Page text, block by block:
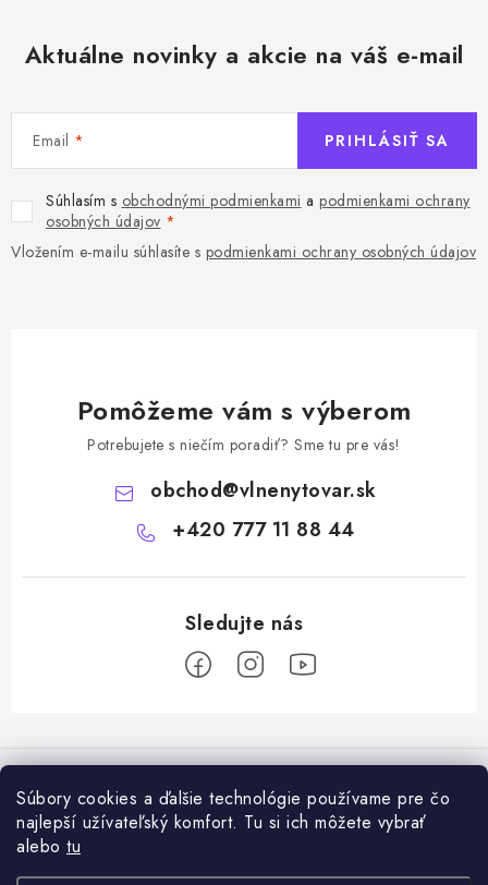
Súbory cookies a ďalšie technológie používame pre čo
najlepší užívateľský komfort. Tu si ich môžete vybrať
alebo tu
Aktuálne novinky a akcie na váš e-mail
Email
Súhlasím s obchodnými podmienkami a podmienkami ochrany
osobných údajov
Vložením e-mailu súhlasíte s podmienkami ochrany osobných údajov
PRIHLÁSIŤ SA
Pomôžeme vám s výberom
Potrebujete s niečím poradiť? Sme tu pre vás!
obchod@vlnenytovar.sk
+420 777 11 88 44
á
Ako správne používat mulčovaciu biotextiliu z ovčej vlny v praxi
Ovčia vlna v záhrade: prírodný mulč, ktorý zlepšuje pôdu a chráni
Informácie pre vás
Dodanie tovaru a ceny za doručenie